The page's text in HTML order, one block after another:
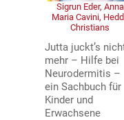
Sigrun Eder, Anna
Maria Cavini,
Christians
Jutta juckt’s
mehr – Hilfe bei
Neurodermitis –
ein Sachbuch für
Kinder und
Erwachsene